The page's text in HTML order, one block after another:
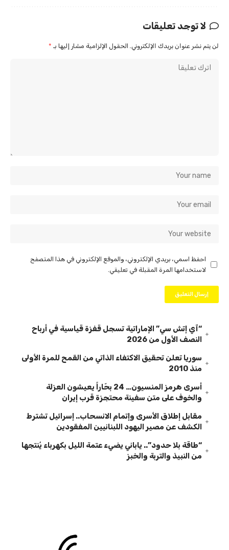
لا توجد تعليقات
لن يتم نشر عنوان بريدك الإلكتروني. الحقول الإلزامية مشار إليها بـ *
احفظ اسمي، بريدي الإلكتروني، والموقع الإلكتروني في هذا المتصفح
لاستخدامها المرة المقبلة في تعليقي.
“آي إتش سي” الإماراتية تسجل قفزة قياسية في أرباح
النصف الأول من 2026
سوريا تعلن تحقيق الاكتفاء الذاتي من القمح للمرة الأولى
منذ 2010
أسرى هرمز المنسيون… 24 بحّاراً يعيشون العزلة
والخوف على متن سفينة محتجزة قرب إيران
مقابل إطلاق الأسرى وإتمام الانسحاب.. إسرائيل تشترط
الكشف عن مصير اليهود اللبنانيين المفقودين
“طاقة بلا حدود”.. ياباني يضيء عتمة الليل بكهرباء يُنتجها
من النبيذ والتربة والخبز